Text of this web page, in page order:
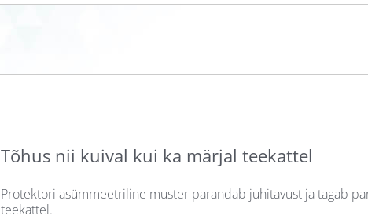
Tõhus nii kuival kui ka märjal teekattel
Protektori asümmeetriline muster parandab juhitavust ja tagab
teekattel.